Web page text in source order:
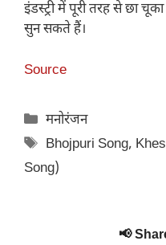
इंडस्ट्री में पूरी तरह से छा
सुन सकते हैं।
Source
Categories
मनोरंजन
Tags
Bhojpuri Song,
Song)
📢